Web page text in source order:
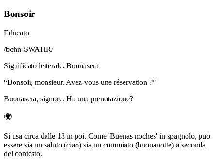
Bonsoir
Educato
/bohn-SWAHR/
Significato letterale: Buonasera
“Bonsoir, monsieur. Avez-vous une réservation ?”
Buonasera, signore. Ha una prenotazione?
🌍
Si usa circa dalle 18 in poi. Come 'Buenas noches' in spagnolo, puo
essere sia un saluto (ciao) sia un commiato (buonanotte) a seconda
del contesto.